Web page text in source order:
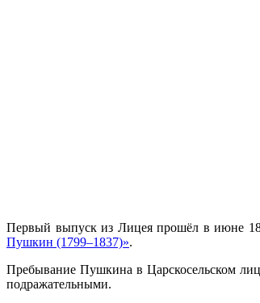
Первый выпуск из Лицея прошёл в июне
Пушкин (1799–1837)».
Пребывание Пушкина в Царскосельском
подражательными.